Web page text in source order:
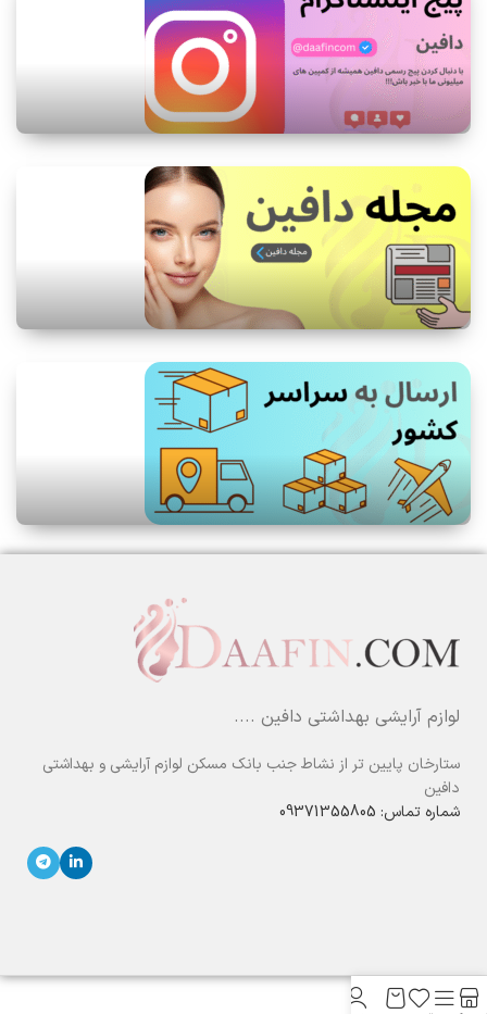
لوازم آرایشی بهداشتی دافین ....
ستارخان پایین تر از نشاط جنب بانک مسکن لوازم آرایشی و بهداشتی
دافین
شماره تماس: 09371355805